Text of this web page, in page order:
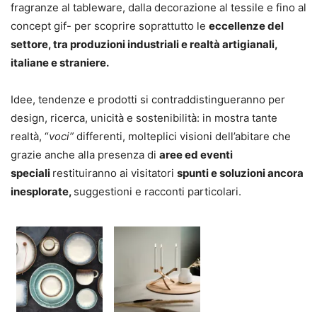
fragranze al tableware, dalla decorazione al tessile e fino al
concept gif- per scoprire soprattutto le eccellenze del
settore, tra produzioni industriali e realtà artigianali,
italiane e straniere.
Idee, tendenze e prodotti si contraddistingueranno per
design, ricerca, unicità e sostenibilità: in mostra tante
realtà, “voci” differenti, molteplici visioni dell’abitare che
grazie anche alla presenza di aree ed eventi
speciali restituiranno ai visitatori spunti e soluzioni ancora
inesplorate, suggestioni e racconti particolari.